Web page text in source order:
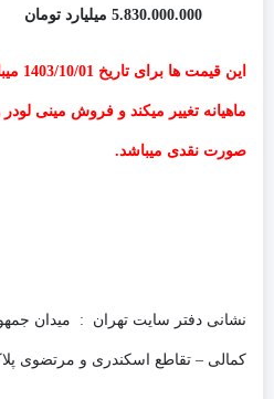
5.830.000.000 میلیارد تومان
این
ماهیانه تغییر میکند و فروش مینی
صورت نقدی میباشد.
نشانی دفتر سایت تهران : میدان
کمالی – تقاطع اسکندری و مرتضوی پلاک